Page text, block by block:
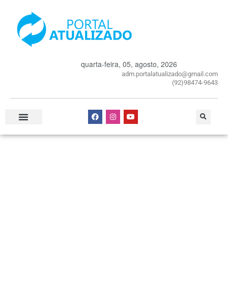
quarta-feira, 05, agosto, 2026
adm.portalatualizado@gmail.com
(92)98474-9643